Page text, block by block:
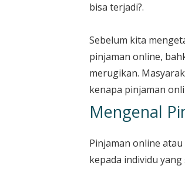
bisa terjadi?.
Sebelum kita
pinjaman online,
merugikan.
kenapa pinjaman
Mengenal
Pinjaman online
kepada individu